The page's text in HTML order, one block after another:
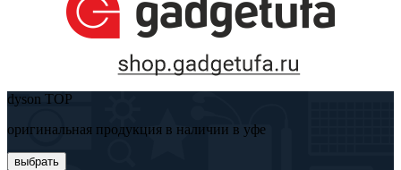
dyson TOP
оригинальная продукция в наличии в уфе
выбрать